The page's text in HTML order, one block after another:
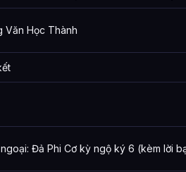
Văn Học Thành
Đả Phi Cơ kỳ ngộ ký 6 (kèm lời